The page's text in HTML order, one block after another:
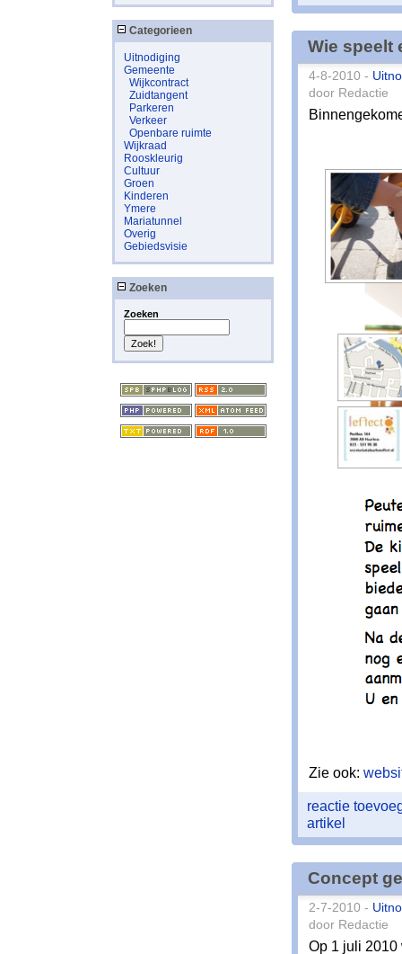
Categorieen
Uitnodiging
Gemeente
Wijkcontract
Zuidtangent
Parkeren
Verkeer
Openbare ruimte
Wijkraad
Rooskleurig
Cultuur
Groen
Kinderen
Ymere
Mariatunnel
Overig
Gebiedsvisie
Zoeken
Zoeken
Wie speelt
4-8-2010 -
door Redactie
Zie ook:
reactie
artikel
Concept
2-7-2010 -
door Redactie
Op 1 juli 2010